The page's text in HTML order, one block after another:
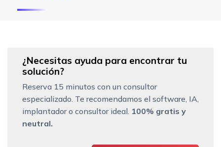
¿Necesitas ayuda para encontrar tu
solución?
Reserva 15 minutos con un consultor
especializado. Te recomendamos el software, IA,
implantador o consultor ideal. 100% gratis y
neutral.